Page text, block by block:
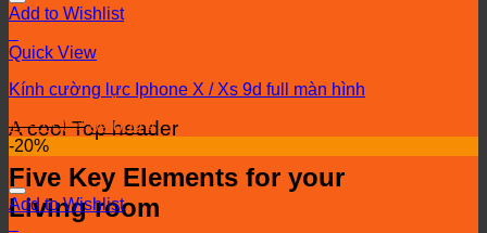
A cool Top header
Five Key Elements for your
Living room
Add to Wishlist
Quick View
Kính cường lực Iphone X / Xs 9d full màn hình
129.000₫ 99.000₫
-20%
Add to Wishlist